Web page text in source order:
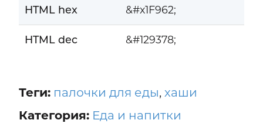
HTML hex &#x1F962;
HTML dec &#129378;
Теги: палочки для еды, хаши
Категория: Еда и напитки